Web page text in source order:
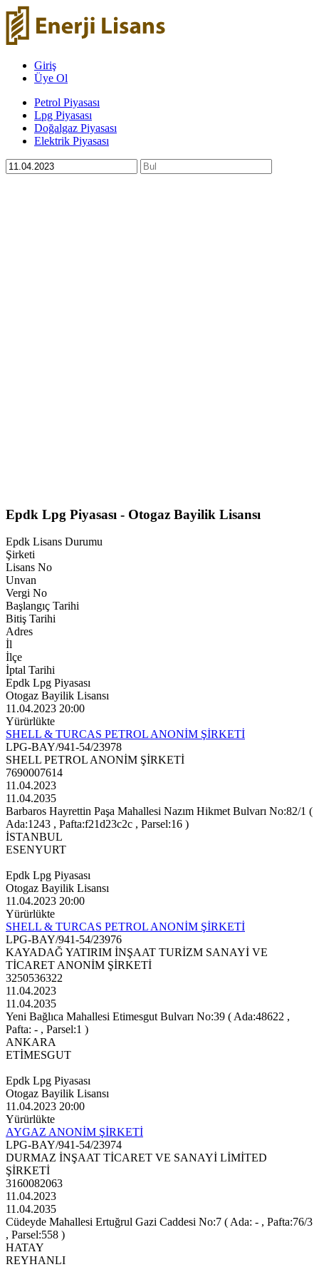
Giriş
Üye Ol
Petrol Piyasası
Lpg Piyasası
Doğalgaz Piyasası
Elektrik Piyasası
Epdk Lpg Piyasası - Otogaz Bayilik Lisansı
Epdk Lisans Durumu
Şirketi
Lisans No
Unvan
Vergi No
Başlangıç Tarihi
Bitiş Tarihi
Adres
İl
İlçe
İptal Tarihi
Epdk Lpg Piyasası
Otogaz Bayilik Lisansı
11.04.2023 20:00
Yürürlükte
SHELL & TURCAS PETROL ANONİM ŞİRKETİ
LPG-BAY/941-54/23978
SHELL PETROL ANONİM ŞİRKETİ
7690007614
11.04.2023
11.04.2035
Barbaros Hayrettin Paşa Mahallesi Nazım Hikmet Bulvarı No:82/1 (
Ada:1243 , Pafta:f21d23c2c , Parsel:16 )
İSTANBUL
ESENYURT
Epdk Lpg Piyasası
Otogaz Bayilik Lisansı
11.04.2023 20:00
Yürürlükte
SHELL & TURCAS PETROL ANONİM ŞİRKETİ
LPG-BAY/941-54/23976
KAYADAĞ YATIRIM İNŞAAT TURİZM SANAYİ VE
TİCARET ANONİM ŞİRKETİ
3250536322
11.04.2023
11.04.2035
Yeni Bağlıca Mahallesi Etimesgut Bulvarı No:39 ( Ada:48622 ,
Pafta: - , Parsel:1 )
ANKARA
ETİMESGUT
Epdk Lpg Piyasası
Otogaz Bayilik Lisansı
11.04.2023 20:00
Yürürlükte
AYGAZ ANONİM ŞİRKETİ
LPG-BAY/941-54/23974
DURMAZ İNŞAAT TİCARET VE SANAYİ LİMİTED
ŞİRKETİ
3160082063
11.04.2023
11.04.2035
Cüdeyde Mahallesi Ertuğrul Gazi Caddesi No:7 ( Ada: - , Pafta:76/3
, Parsel:558 )
HATAY
REYHANLI